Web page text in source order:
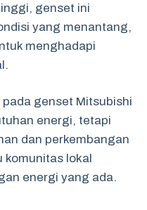
genset ini
yang menantang,
menghadapi
genset Mitsubishi
energi, tetapi
dan perkembangan
komunitas lokal
energi yang ada.